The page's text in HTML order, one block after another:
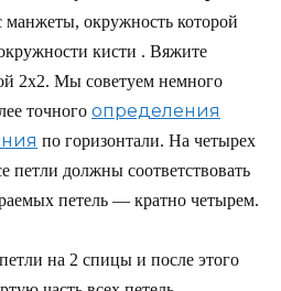
манжеты, окружность которой
кисти . Вяжите
2х2. Мы советуем немного
точного определения
по горизонтали. На четырех
петли должны соответствовать
петель — кратно четырем.
на 2 спицы и после этого